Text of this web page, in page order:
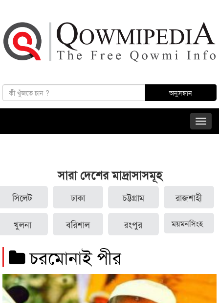
সারা দেশের মাদ্রাসাসমূহ
সিলেট ঢাকা চট্টগ্রাম রাজশাহী
খুলনা বরিশাল রংপুর ময়মনসিংহ
চরমোনাই পীর